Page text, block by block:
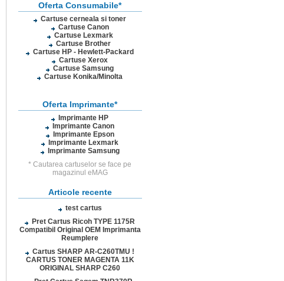
Oferta Consumabile*
Cartuse cerneala si toner
Cartuse Canon
Cartuse Lexmark
Cartuse Brother
Cartuse HP - Hewlett-Packard
Cartuse Xerox
Cartuse Samsung
Cartuse Konika/Minolta
Oferta Imprimante*
Imprimante HP
Imprimante Canon
Imprimante Epson
Imprimante Lexmark
Imprimante Samsung
* Cautarea cartuselor se face pe
magazinul eMAG
Articole recente
test cartus
Pret Cartus Ricoh TYPE 1175R
Compatibil Original OEM Imprimanta
Reumplere
Cartus SHARP AR-C260TMU !
CARTUS TONER MAGENTA 11K
ORIGINAL SHARP C260